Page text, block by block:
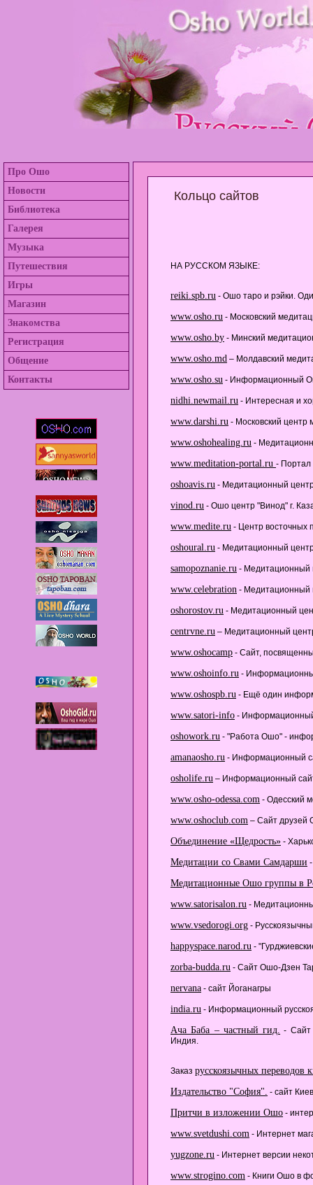
Про Ошо
Новости
Библиотека
Галерея
Музыка
Путешествия
Игры
Магазин
Знакомства
Регистрация
Общение
Контакты
Кольцо сайтов
НА РУССКОМ ЯЗЫКЕ:
reiki.spb.ru - Ошо таро и рэйки.
www.osho.ru - Московский
www.osho.by - Минский
www.osho.md – Молдавский
www.osho.su - Информационный
nidhi.newmail.ru - Интересная и
www.darshi.ru - Московский
www.oshohealing.ru -
www.meditation-portal.ru - Портал
oshoavis.ru - Медитационный
vinod.ru - Ошо центр "Винод" г.
www.medite.ru - Центр восточных
oshoural.ru - Медитационный центр
samopoznanie.ru - Медитационный
www.celebration - Медитационный
oshorostov.ru - Медитационный
centrvne.ru – Медитационный
www.oshocamp - Сайт,
www.oshoinfo.ru -
www.oshospb.ru - Ещё один
www.satori-info -
oshowork.ru - "Работа Ошо" -
amanaosho.ru - Информационный
osholife.ru – Информационный
www.osho-odessa.com - Одесский
www.oshoclub.com – Сайт друзей
Объединение «Щедрость» -
Медитации со Свами Самдарши
Медитационные Ошо группы в
www.satorisalon.ru -
www.vsedorogi.org -
happyspace.narod.ru -
zorba-budda.ru - Сайт Ошо-Дзен
nervana - сайт Йоганагры
india.ru - Информационный
Ача Баба – частный гид. - Сайт
Индия.
Заказ русскоязычных переводов
Издательство "София". - сайт
Притчи в изложении Ошо -
www.svetdushi.com - Интернет
yugzone.ru - Интернет версии
www.strogino.com - Книги Ошо в